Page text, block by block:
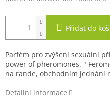
Přidat do
Parfém pro zvýšení sexuální
power of pheromones. "
na rande, obchodním jednání
Detailní informace